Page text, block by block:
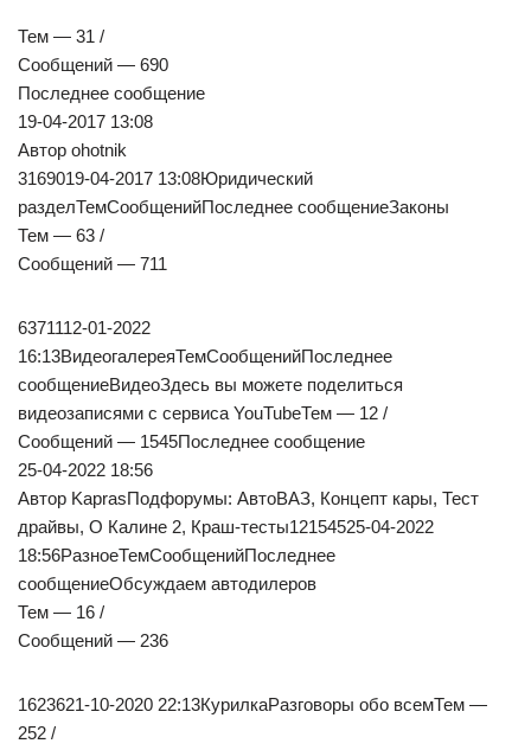
Тем — 31 /
Сообщений — 690
Последнее сообщение
19-04-2017 13:08
Автор ohotnik
3169019-04-2017 13:08Юридический
разделТемСообщенийПоследнее сообщениеЗаконы
Тем — 63 /
Сообщений — 711
6371112-01-2022
16:13ВидеогалереяТемСообщенийПоследнее
сообщениеВидеоЗдесь вы можете поделиться
видеозаписями с сервиса YouTubeТем — 12 /
Сообщений — 1545Последнее сообщение
25-04-2022 18:56
Автор KaprasПодфорумы: АвтоВАЗ, Концепт кары, Тест
драйвы, О Калине 2, Краш-тесты12154525-04-2022
18:56РазноеТемСообщенийПоследнее
сообщениеОбсуждаем автодилеров
Тем — 16 /
Сообщений — 236
1623621-10-2020 22:13КурилкаРазговоры обо всемТем —
252 /